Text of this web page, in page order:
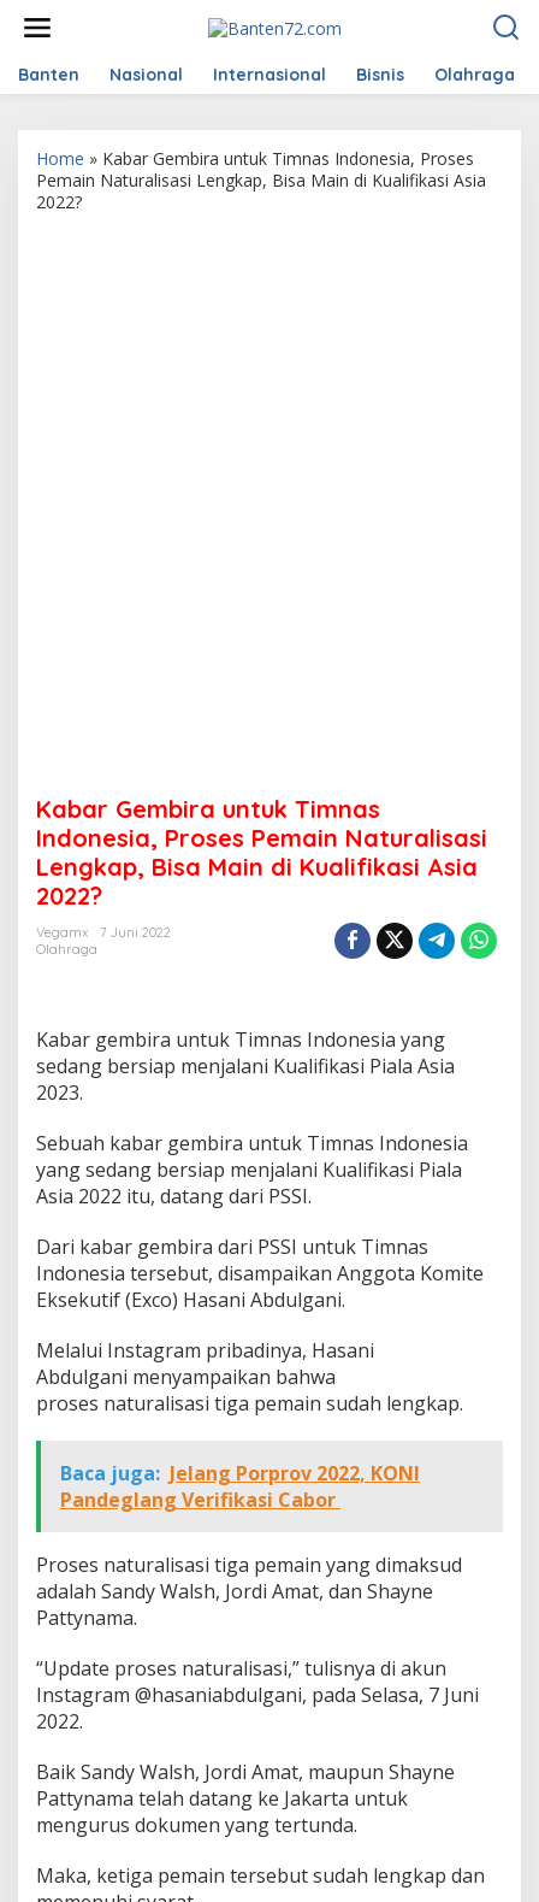
t
Banten Nasional Internasional Bisnis Olahraga
Home » Kabar Gembira untuk Timnas Indonesia, Proses
Pemain Naturalisasi Lengkap, Bisa Main di Kualifikasi Asia
2022?
Kabar Gembira untuk Timnas
Indonesia, Proses Pemain Naturalisasi
Lengkap, Bisa Main di Kualifikasi Asia
2022?
Vegamx
7 Juni 2022
Olahraga
Kabar gembira untuk Timnas Indonesia yang
sedang bersiap menjalani Kualifikasi Piala Asia
2023.
Sebuah kabar gembira untuk Timnas Indonesia
yang sedang bersiap menjalani Kualifikasi Piala
Asia 2022 itu, datang dari PSSI.
Dari kabar gembira dari PSSI untuk Timnas
Indonesia tersebut, disampaikan Anggota Komite
Eksekutif (Exco) Hasani Abdulgani.
Melalui Instagram pribadinya, Hasani
Abdulgani menyampaikan bahwa
proses naturalisasi tiga pemain sudah lengkap.
Baca juga: Jelang Porprov 2022, KONI
Pandeglang Verifikasi Cabor
Proses naturalisasi tiga pemain yang dimaksud
adalah Sandy Walsh, Jordi Amat, dan Shayne
Pattynama.
“Update proses naturalisasi,” tulisnya di akun
Instagram @hasaniabdulgani, pada Selasa, 7 Juni
2022.
Baik Sandy Walsh, Jordi Amat, maupun Shayne
Pattynama telah datang ke Jakarta untuk
mengurus dokumen yang tertunda.
Maka, ketiga pemain tersebut sudah lengkap dan